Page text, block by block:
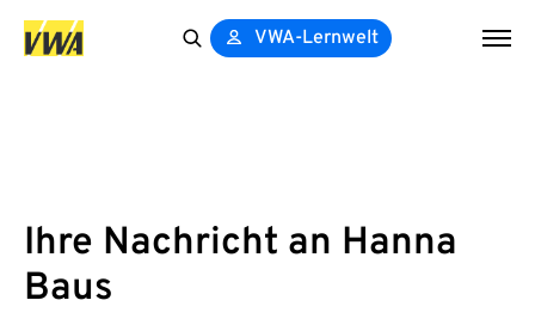
VWA-Lernwelt
Ihre Nachricht an Hanna
Baus